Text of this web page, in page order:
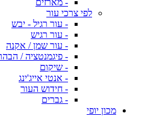
- מארזים
לפי צרכי עור
- עור רגיל - יבש
- עור רגיש
- עור שמן / אקנה
- פיגמנטציה /
- שיקום
- אנטי אייג'ינג
- חידוש העור
- גברים
מכון יופי